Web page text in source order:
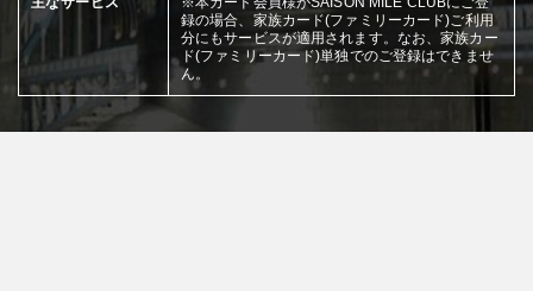
録の場合、家族カード(ファミリーカード)ご利用
分にもサービスが適用されます。なお、家族カー
ド(ファミリーカード)単独でのご登録はできませ
ん。